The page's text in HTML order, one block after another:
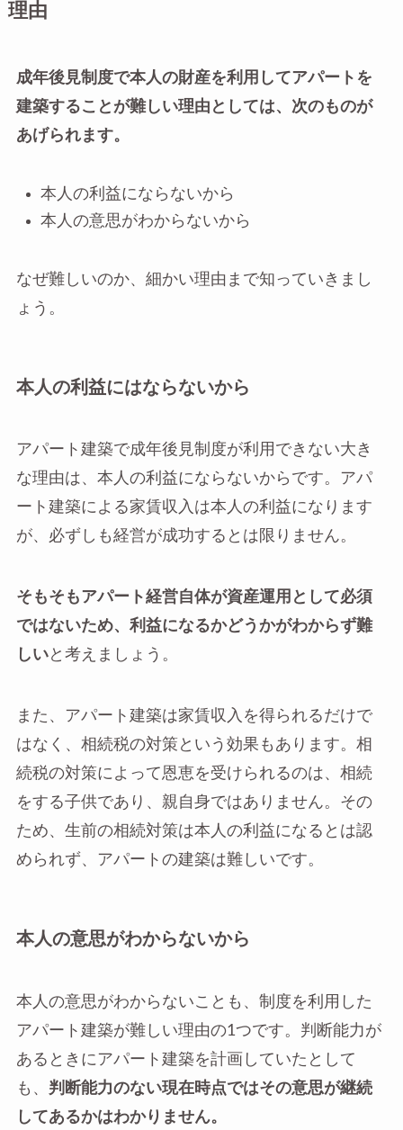
理由
成年後見制度で本人の財産を利用してアパートを
建築することが難しい理由としては、次のものが
あげられます。
本人の利益にならないから
本人の意思がわからないから
なぜ難しいのか、細かい理由まで知っていきまし
ょう。
本人の利益にはならないから
アパート建築で成年後見制度が利用できない大き
な理由は、本人の利益にならないからです。アパ
ート建築による家賃収入は本人の利益になります
が、必ずしも経営が成功するとは限りません。
そもそもアパート経営自体が資産運用として必須
ではないため、利益になるかどうかがわからず難
しいと考えましょう。
また、アパート建築は家賃収入を得られるだけで
はなく、相続税の対策という効果もあります。相
続税の対策によって恩恵を受けられるのは、相続
をする子供であり、親自身ではありません。その
ため、生前の相続対策は本人の利益になるとは認
められず、アパートの建築は難しいです。
本人の意思がわからないから
本人の意思がわからないことも、制度を利用した
アパート建築が難しい理由の1つです。判断能力が
あるときにアパート建築を計画していたとして
も、 判断能力のない現在時点ではその意思が継続
してあるかはわかりません。